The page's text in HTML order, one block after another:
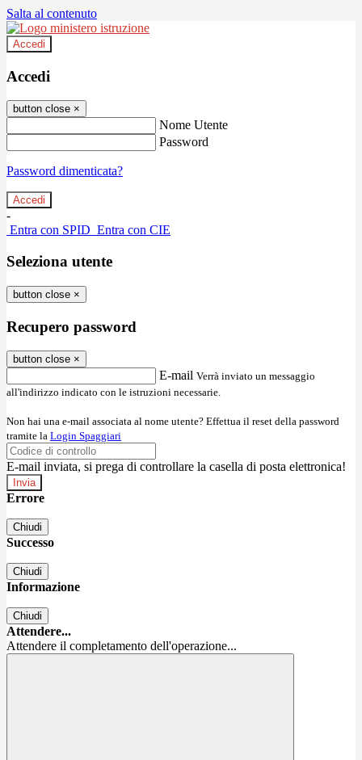
Salta al contenuto
Accedi
Accedi
button close ×
Nome Utente
Password
Password dimenticata?
-
Entra con SPID Entra con CIE
Seleziona utente
button close ×
Recupero password
button close ×
E-mail Verrà inviato un messaggio
all'indirizzo indicato con le istruzioni necessarie.
Non hai una e-mail associata al nome utente? Effettua il reset della password
tramite la Login Spaggiari
E-mail inviata, si prega di controllare la casella di posta elettronica!
Errore
Chiudi
Successo
Chiudi
Informazione
Chiudi
Attendere...
Attendere il completamento dell'operazione...